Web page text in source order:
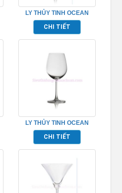
LY THỦY TINH OCEAN
MADISON WATER GOBLET
TP_1015G15
CHI TIẾT
LY THỦY TINH OCEAN
MADISON BORDEAUX
TP_1015A21
CHI TIẾT